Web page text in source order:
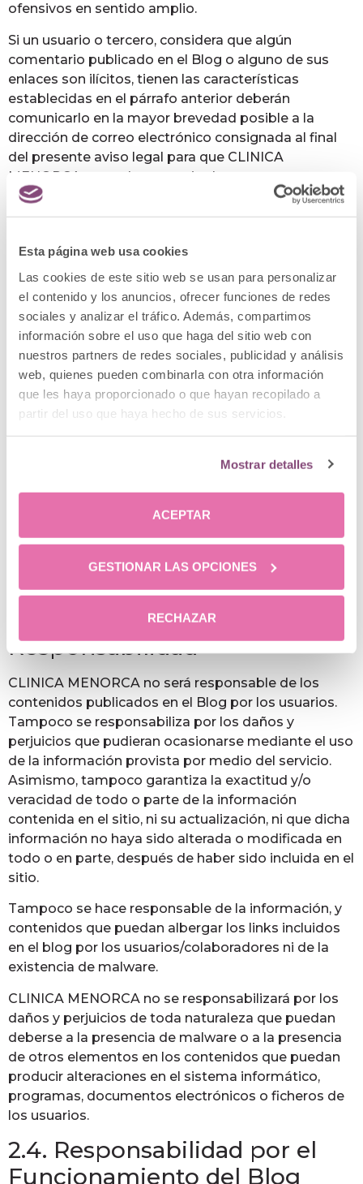
Esta página web usa cookies
Las cookies de este sitio web se usan para personalizar
el contenido y los anuncios, ofrecer funciones de redes
sociales y analizar el tráfico. Además, compartimos
información sobre el uso que haga del sitio web con
nuestros partners de redes sociales, publicidad y análisis
web, quienes pueden combinarla con otra información
que les haya proporcionado o que hayan recopilado a
partir del uso que haya hecho de sus servicios.
Mostrar detalles
ACEPTAR
GESTIONAR LAS OPCIONES
RECHAZAR
ofensivos en sentido amplio.
Si un usuario o tercero, considera que algún
comentario publicado en el Blog o alguno de sus
enlaces son ilícitos, tienen las características
establecidas en el párrafo anterior deberán
comunicarlo en la mayor brevedad posible a la
dirección de correo electrónico consignada al final
del presente aviso legal para que CLINICA
MENORCA proceda a su retirada.
El usuario se obliga a usar los contenidos de una
compromete a abstenerse de:
1.- utilizar los contenidos de forma, con fines o
efectos contrarios a la ley, a la moral y a las buenas
costumbres generalmente aceptadas o al orden
público,
2.- reproducir o copiar, distribuir, transformar o
modificar los contenidos,
3.- emplear los contenidos con fines económicos,
venta directa o con cualquier otra clase de finalidad
comercial, mensajes no solicitados dirigidos a una
finalidad, así como a abstenerse de comercializar o
divulgar de cualquier modo dicha información y
4.- publicar cualquier contenido amenazante,
injurioso, calumnioso, obsceno, pornográfico o que
de otro modo infrinja la Ley.
2.3 Exclusión de
Responsabilidad
CLINICA MENORCA no será responsable de los
contenidos publicados en el Blog por los usuarios.
Tampoco se responsabiliza por los daños y
perjuicios que pudieran ocasionarse mediante el uso
de la información provista por medio del servicio.
Asimismo, tampoco garantiza la exactitud y/o
veracidad de todo o parte de la información
contenida en el sitio, ni su actualización, ni que dicha
información no haya sido alterada o modificada en
todo o en parte, después de haber sido incluida en el
sitio.
Tampoco se hace responsable de la información, y
contenidos que puedan albergar los links incluidos
en el blog por los usuarios/colaboradores ni de la
existencia de malware.
CLINICA MENORCA no se responsabilizará por los
daños y perjuicios de toda naturaleza que puedan
deberse a la presencia de malware o a la presencia
de otros elementos en los contenidos que puedan
producir alteraciones en el sistema informático,
programas, documentos electrónicos o ficheros de
los usuarios.
2.4. Responsabilidad por el
Funcionamiento del Blog